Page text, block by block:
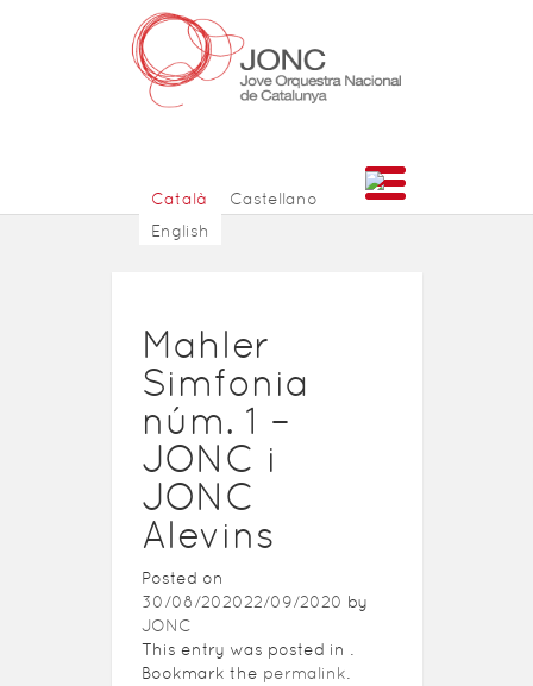
Català
Castellano
English
Mahler
Simfonia
núm. 1 –
JONC i
JONC
Alevins
Posted on
30/08/202022/09/2020 by
JONC
This entry was posted in .
Bookmark the permalink